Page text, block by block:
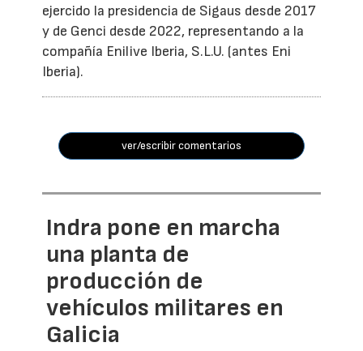
ejercido la presidencia de Sigaus desde 2017
y de Genci desde 2022, representando a la
compañía Enilive Iberia, S.L.U. (antes Eni
Iberia).
ver/escribir comentarios
Indra pone en marcha
una planta de
producción de
vehículos militares en
Galicia